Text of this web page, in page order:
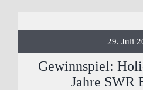
29. Juli
Gewinnspiel:
Jahre SWR